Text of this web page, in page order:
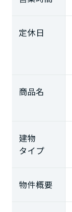
定休日
商品名
建物
タイプ
物件概要